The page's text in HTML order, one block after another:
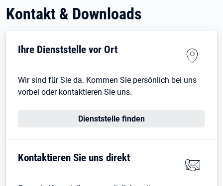
Kontakt & Downloads
Ihre Dienststelle vor Ort
Wir sind für Sie da. Kommen Sie persönlich bei uns
vorbei oder kontaktieren Sie uns.
Dienststelle finden
Kontaktieren Sie uns direkt